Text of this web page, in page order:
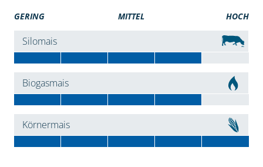
GERING MITTEL HOCH
Silomais
Biogasmais
Körnermais